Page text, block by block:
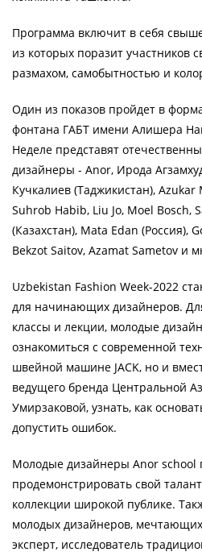
Программа включит в себя
из которых поразит участников
размахом, самобытностью и
Один из показов пройдет в
фонтана ГАБТ имени Алишера
Неделе представят
дизайнеры - Anor, Ирода
Кучкалиев (Таджикистан),
Suhrob Habib, Liu Jo, Moel Bosch,
(Казахстан), Mata Edan (Россия),
Bekzot Saitov, Azamat Sametov и
Uzbekistan Fashion Week-2022
для начинающих дизайнеров.
классы и лекции, молодые
ознакомиться с современной
швейной машине JACK, но и
ведущего бренда Центральной
Умирзаковой, узнать, как
допустить ошибок.
Молодые дизайнеры Anor school
продемонстрировать свой
коллекции широкой публике.
молодых дизайнеров,
эксперт, исследователь